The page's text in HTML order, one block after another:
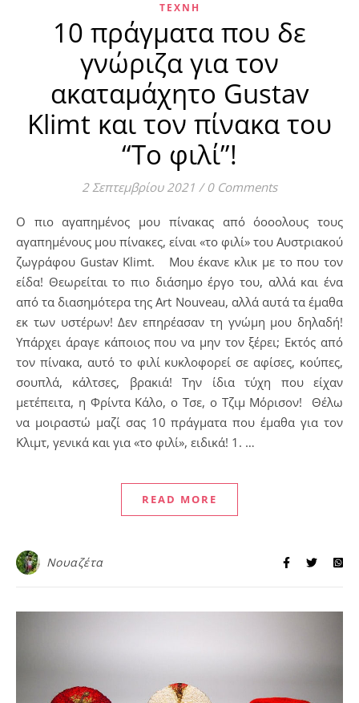
ΤΈΧΝΗ
10 πράγματα που δε
γνώριζα για τον
ακαταμάχητο Gustav
Klimt και τον πίνακα του
“Το φιλί”!
2 Σεπτεμβρίου 2021 / 0 Comments
Ο πιο αγαπημένος μου πίνακας από όοοολους τους
αγαπημένους μου πίνακες, είναι «το φιλί» του Αυστριακού
ζωγράφου Gustav Klimt. Μου έκανε κλικ με το που τον
είδα! Θεωρείται το πιο διάσημο έργο του, αλλά και ένα
από τα διασημότερα της Art Nouveau, αλλά αυτά τα έμαθα
εκ των υστέρων! Δεν επηρέασαν τη γνώμη μου δηλαδή!
Υπάρχει άραγε κάποιος που να μην τον ξέρει; Εκτός από
τον πίνακα, αυτό το φιλί κυκλοφορεί σε αφίσες, κούπες,
σουπλά, κάλτσες, βρακιά! Την ίδια τύχη που είχαν
μετέπειτα, η Φρίντα Κάλο, ο Τσε, ο Τζιμ Μόρισον! Θέλω
να μοιραστώ μαζί σας 10 πράγματα που έμαθα για τον
Κλιμτ, γενικά και για «το φιλί», ειδικά! 1. …
READ MORE
Νουαζέτα